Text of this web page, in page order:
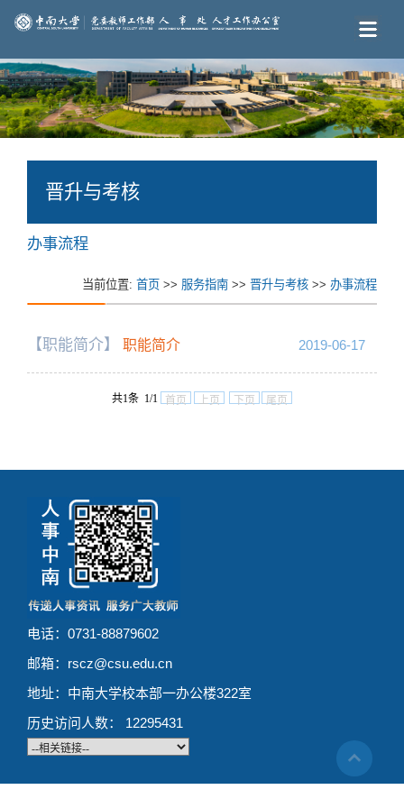
晋升与考核
办事流程
当前位置: 首页 >> 服务指南 >> 晋升与考核 >> 办事流程
【职能简介】 职能简介 2019-06-17
共1条 1/1 首页 上页 下页 尾页
电话：0731-88879602
邮箱：rscz@csu.edu.cn
地址：中南大学校本部一办公楼322室
历史访问人数：
12295431